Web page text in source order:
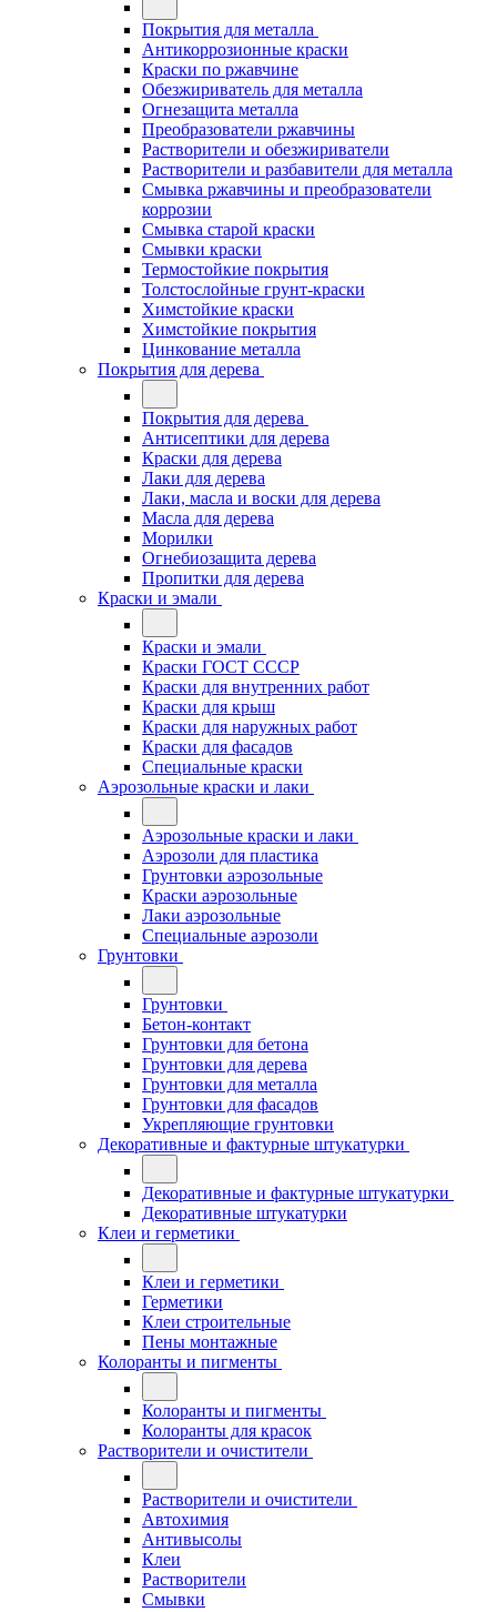
Покрытия для металла
Антикоррозионные краски
Краски по ржавчине
Обезжириватель для металла
Огнезащита металла
Преобразователи ржавчины
Растворители и обезжириватели
Растворители и разбавители для металла
Смывка ржавчины и преобразователи
коррозии
Смывка старой краски
Смывки краски
Термостойкие покрытия
Толстослойные грунт-краски
Химстойкие краски
Химстойкие покрытия
Цинкование металла
Покрытия для дерева
Покрытия для дерева
Антисептики для дерева
Краски для дерева
Лаки для дерева
Лаки, масла и воски для дерева
Масла для дерева
Морилки
Огнебиозащита дерева
Пропитки для дерева
Краски и эмали
Краски и эмали
Краски ГОСТ СССР
Краски для внутренних работ
Краски для крыш
Краски для наружных работ
Краски для фасадов
Специальные краски
Аэрозольные краски и лаки
Аэрозольные краски и лаки
Аэрозоли для пластика
Грунтовки аэрозольные
Краски аэрозольные
Лаки аэрозольные
Специальные аэрозоли
Грунтовки
Грунтовки
Бетон-контакт
Грунтовки для бетона
Грунтовки для дерева
Грунтовки для металла
Грунтовки для фасадов
Укрепляющие грунтовки
Декоративные и фактурные штукатурки
Декоративные и фактурные штукатурки
Декоративные штукатурки
Клеи и герметики
Клеи и герметики
Герметики
Клеи строительные
Пены монтажные
Колоранты и пигменты
Колоранты и пигменты
Колоранты для красок
Растворители и очистители
Растворители и очистители
Автохимия
Антивысолы
Клеи
Растворители
Смывки